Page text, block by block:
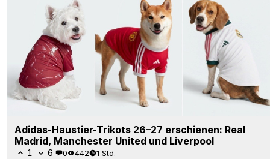
Adidas-Haustier-Trikots 26–27 erschienen: Real
Madrid, Manchester United und Liverpool
1 6 0 442 1 Std.